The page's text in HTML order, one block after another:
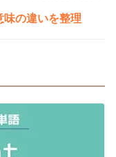
の違いを整理